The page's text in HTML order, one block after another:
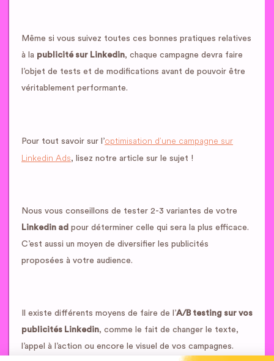
Même si vous suivez toutes ces bonnes pratiques relatives
à la publicité sur Linkedin, chaque campagne devra faire
l’objet de tests et de modifications avant de pouvoir être
véritablement performante.
Pour tout savoir sur l’optimisation d’une campagne sur
Linkedin Ads, lisez notre article sur le sujet !
Nous vous conseillons de tester 2-3 variantes de votre
Linkedin ad pour déterminer celle qui sera la plus efficace.
C’est aussi un moyen de diversifier les publicités
proposées à votre audience.
Il existe différents moyens de faire de l’A/B testing sur vos
publicités Linkedin, comme le fait de changer le texte,
l’appel à l’action ou encore le visuel de vos campagnes.